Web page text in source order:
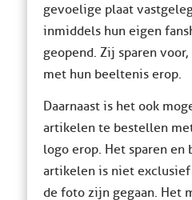
gevoelige plaat
inmiddels hun eigen
geopend. Zij sparen
met hun beeltenis erop.
Daarnaast is het ook
artikelen te bestellen
logo erop. Het sparen en
artikelen is niet
de foto zijn gegaan. Het